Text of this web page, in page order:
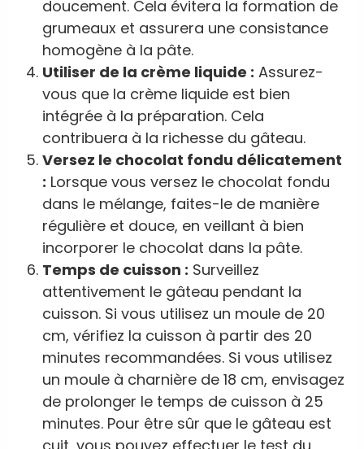
doucement. Cela évitera la formation de
grumeaux et assurera une consistance
homogène à la pâte.
Utiliser de la crème liquide : Assurez-
vous que la crème liquide est bien
intégrée à la préparation. Cela
contribuera à la richesse du gâteau.
Versez le chocolat fondu délicatement
: Lorsque vous versez le chocolat fondu
dans le mélange, faites-le de manière
régulière et douce, en veillant à bien
incorporer le chocolat dans la pâte.
Temps de cuisson : Surveillez
attentivement le gâteau pendant la
cuisson. Si vous utilisez un moule de 20
cm, vérifiez la cuisson à partir des 20
minutes recommandées. Si vous utilisez
un moule à charnière de 18 cm, envisagez
de prolonger le temps de cuisson à 25
minutes. Pour être sûr que le gâteau est